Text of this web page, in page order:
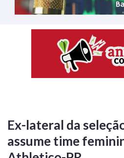
Ex-lateral da
assume time